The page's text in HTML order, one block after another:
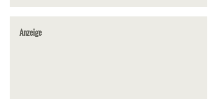
Anzeige